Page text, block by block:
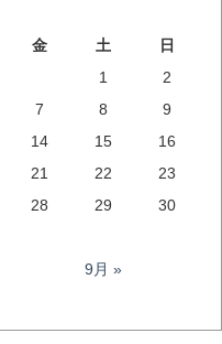
金 土
日
1
2
7 8
9
14 15
16
21 22
23
28 29
30
9月 »